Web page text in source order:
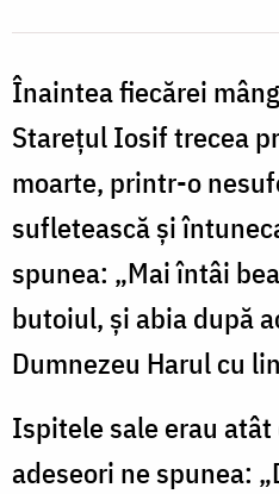
Înaintea fiecărei
Stareţul Iosif trecea
moarte, printr-o
sufletească şi
spunea: „Mai întâi
butoiul, şi abia după
Dumnezeu Harul cu
Ispitele sale erau
adeseori ne spunea: